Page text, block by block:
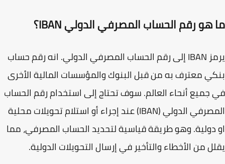
هو رقم الحساب المصرفي الدوليIBAN ؟
يرمز IBAN إلى رقم الحساب المصرفي الدولي. ‏انه رقم حساب
معترف به من قبل البنوك والمؤسسات المالية الأخرى
في جميع أنحاء العالم.‏‎ سوف تحتاج إلى استخدام رقم الحساب
المصرفي الدولي (IBAN) عند إجراء أو استلام تحويلات محلية
وهو طريقة قياسية لتحديد الحساب المصرفي، مما
من الأخطاء والتأخير في إرسال التحويلات الدولية.